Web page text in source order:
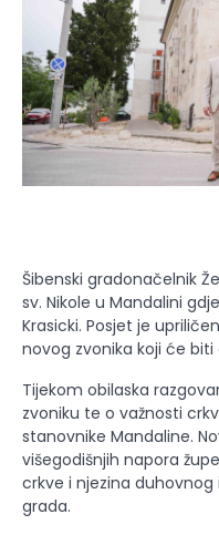
Šibenski gradonačelnik
sv. Nikole u Mandalini
Krasicki. Posjet je
novog zvonika koji će
Tijekom obilaska
zvoniku te o važnosti
stanovnike Mandaline.
višegodišnjih napora
crkve i njezina
grada.